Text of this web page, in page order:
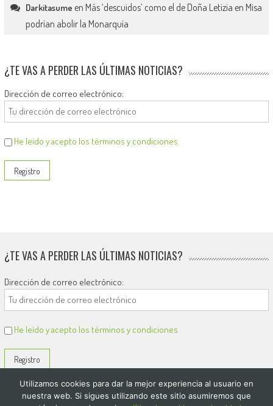
Darkitasume en Más ‘descuidos’ como el de Doña Letizia en Misa
podrían abolir la Monarquía
¿TE VAS A PERDER LAS ÚLTIMAS NOTICIAS?
Dirección de correo electrónico:
He leído y acepto los términos y condiciones
¿TE VAS A PERDER LAS ÚLTIMAS NOTICIAS?
Dirección de correo electrónico:
He leído y acepto los términos y condiciones
Utilizamos cookies para dar la mejor experiencia al usuario en
nuestra web. Si sigues utilizando este sitio asumiremos que